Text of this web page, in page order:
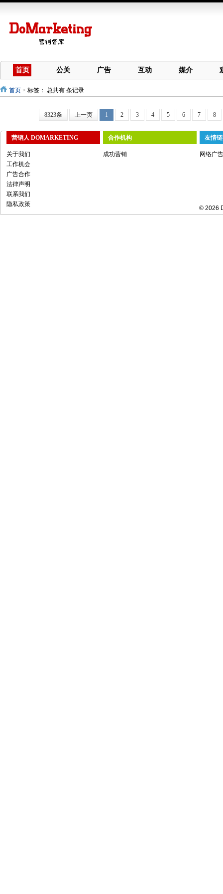
首页 公关 广告 互动 媒介
首页 > 标签： 总共有 条记录
8323条 上一页 1 2 3 4 5 6 7 8
营销人 DOMARKETING
关于我们
工作机会
广告合作
法律声明
联系我们
隐私政策
合作机构
成功营销
友情
网络广
© 2026